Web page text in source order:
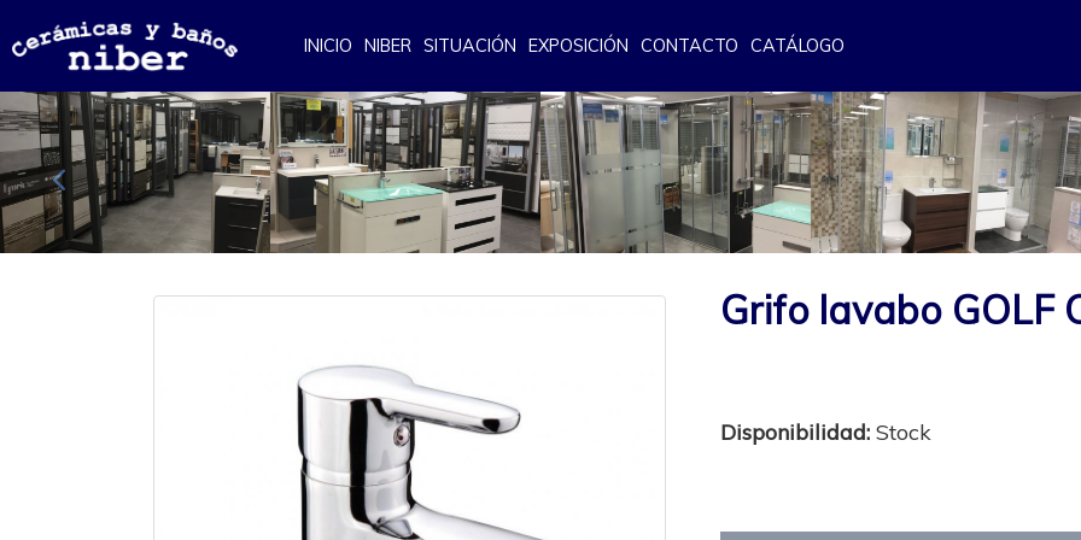
INICIO NIBER SITUACIÓN EXPOSICIÓN CONTACTO CATÁLOGO
Anterior
Grifo lavabo GOLF
Disponibilidad: Stock